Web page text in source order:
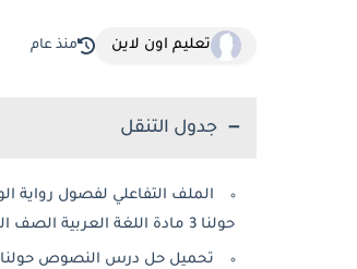
تعليم اون لاين منذ عام
جدول التنقل
حولنا 3 مادة اللغة العربية الصف السابع الفصل الدراسى الثالث 2025
تحميل حل درس النصوص حولنا 3 لغة عربية الصف السابع الفصل الثالث 2025